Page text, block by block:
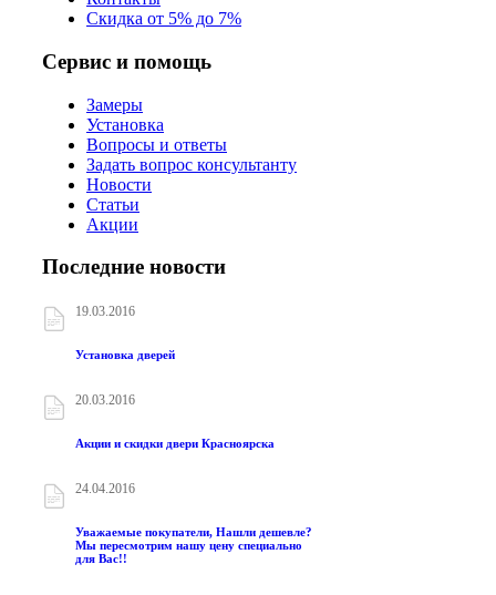
Скидка от 5% до 7%
Сервис и помощь
Замеры
Установка
Вопросы и ответы
Задать вопрос консультанту
Новости
Статьи
Акции
Последние новости
19.03.2016
Установка дверей
20.03.2016
Акции и скидки двери Красноярска
24.04.2016
Уважаемые покупатели, Нашли дешевле?
Мы пересмотрим нашу цену специально
для Вас!!